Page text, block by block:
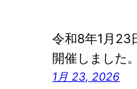
令和8年1月23
開催しました
1月 23, 2026